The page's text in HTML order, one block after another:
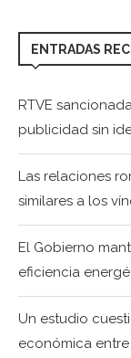
ENTRADAS
RTVE
publicidad sin
Las relaciones
similares a los
El Gobierno
eficiencia
Un estudio
económica